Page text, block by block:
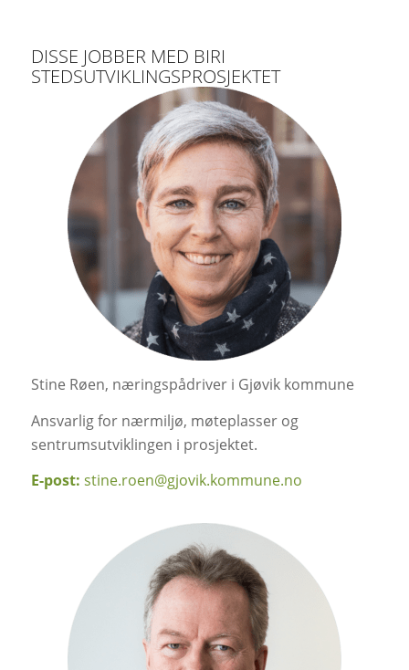
DISSE JOBBER MED BIRI
STEDSUTVIKLINGSPROSJEKTET
Stine Røen, næringspådriver i Gjøvik kommune
Ansvarlig for nærmiljø, møteplasser og
sentrumsutviklingen i prosjektet.
E-post: stine.roen@gjovik.kommune.no